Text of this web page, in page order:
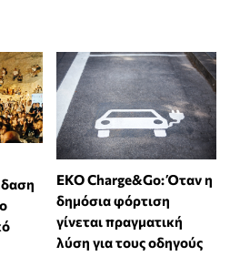
EKO Charge&Go: Όταν η
δημόσια φόρτιση
γίνεται πραγματική
λύση για τους οδηγούς